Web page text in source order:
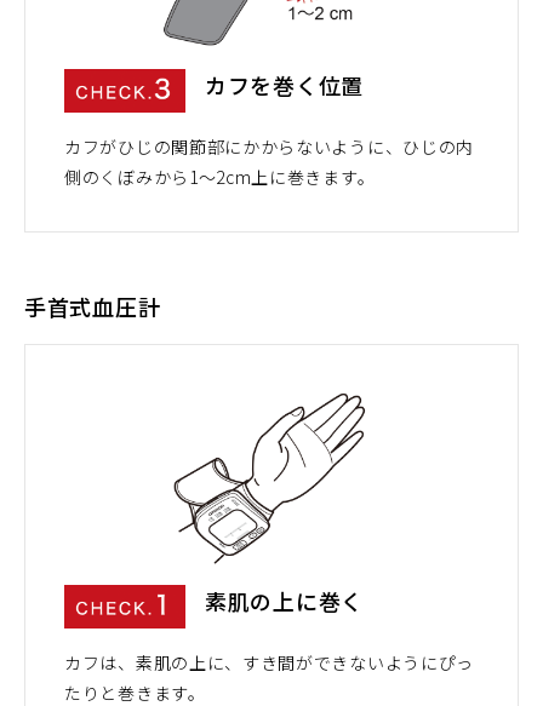
カフを巻く位置
カフがひじの関節部にかからないように、ひじの内
側のくぼみから1～2cm上に巻きます。
手首式血圧計
素肌の上に巻く
カフは、素肌の上に、すき間ができないようにぴっ
たりと巻きます。